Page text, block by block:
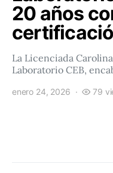
20 años
La Licenciada
Laboratorio CEB,
enero 24, 2026 79